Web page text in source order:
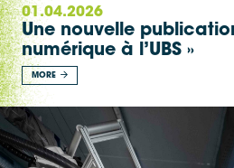
01.04.2026
Une nouvelle
numérique à l’UBS »
MORE